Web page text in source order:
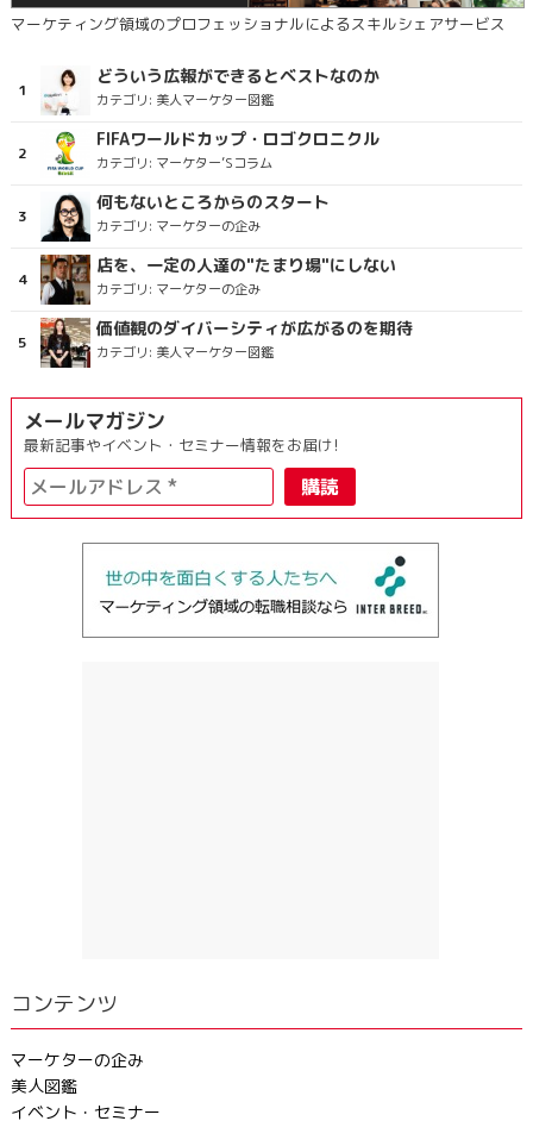
マーケティング領域のプロフェッショナルによるスキルシェアサービス
どういう広報ができるとベストなのか
カテゴリ: 美人マーケター図鑑
FIFAワールドカップ・ロゴクロニクル
カテゴリ: マーケター’Sコラム
何もないところからのスタート
カテゴリ: マーケターの企み
店を、一定の人達の"たまり場"にしない
カテゴリ: マーケターの企み
価値観のダイバーシティが広がるのを期待
カテゴリ: 美人マーケター図鑑
メールマガジン
最新記事やイベント・セミナー情報をお届け!
コンテンツ
マーケターの企み
美人図鑑
イベント・セミナー